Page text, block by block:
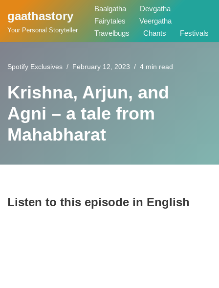
Skip
gaathastory
Your Personal Storyteller
Baalgatha
Devgatha
Fairytales
Veergatha
Travelbugs
Chants Festivals
Spotify Exclusives February 12, 2023 4 min read
Krishna, Arjun, and
Agni – a tale from
Mahabharat
Listen to this episode in English